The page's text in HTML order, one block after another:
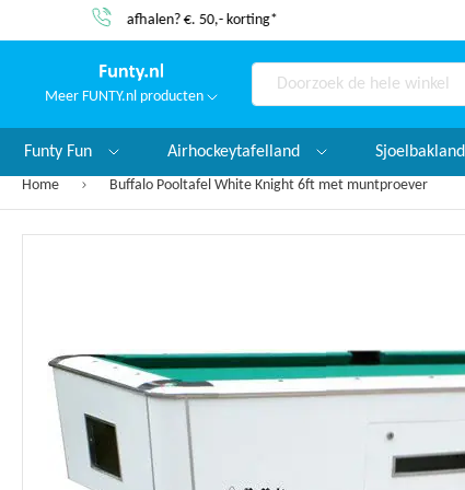
Home Buffalo Pooltafel White Knight 6ft met muntproever
afbeeldingen-
gallerij
Service & garantie
Meer FUNTY.nl producten
Search
Funty Fun Airhockeytafelland Sjoelbakland